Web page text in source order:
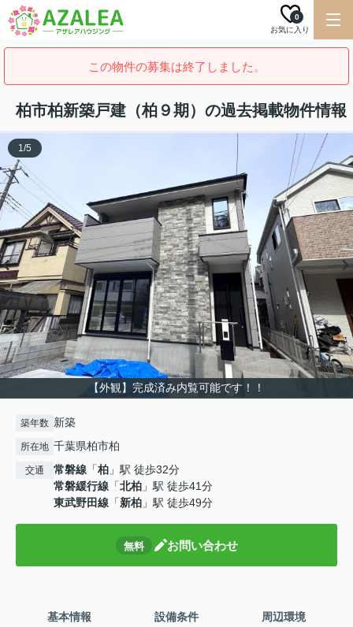
お気に入り
0
この物件の募集は終了しました。
柏市柏新築戸建（柏９期）の過去掲載物件情報
【外観】完成済み内覧可能です！！
1/5
築年数 新築
所在地 千葉県柏市柏
交通 常磐線 「柏 」駅 徒歩32分
常磐緩行線 「北柏 」駅 徒歩41分
東武野田線 「新柏 」駅 徒歩49分
無料 お問い合わせ
基本情報 設備条件 周辺環境